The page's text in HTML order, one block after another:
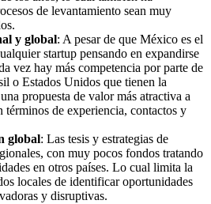
de levantamiento sean muy
y global: A pesar de que México es el
startup pensando en expandirse
vez hay más competencia por parte de
o Estados Unidos que tienen la
propuesta de valor más atractiva a
términos de experiencia, contactos y
global: Las tesis y estrategias de
con muy pocos fondos tratando
en otros países. Lo cual limita la
locales de identificar oportunidades
y disruptivas.